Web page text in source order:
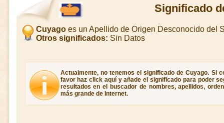
Significado
Cuyagoes un Apellido de Origen Desconocido del
Otros significados: Sin Datos
Actualmente, no tenemos el significado de Cuyago. Si
favor haz click aquí y añade el significado para poder
resultados en el buscador de nombres, apellidos,
más grande de Internet.